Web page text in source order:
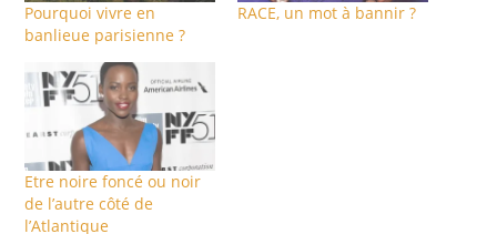
Pourquoi vivre en
banlieue parisienne ?
RACE, un mot à bannir ?
Etre noire foncé ou noir
de l’autre côté de
l’Atlantique